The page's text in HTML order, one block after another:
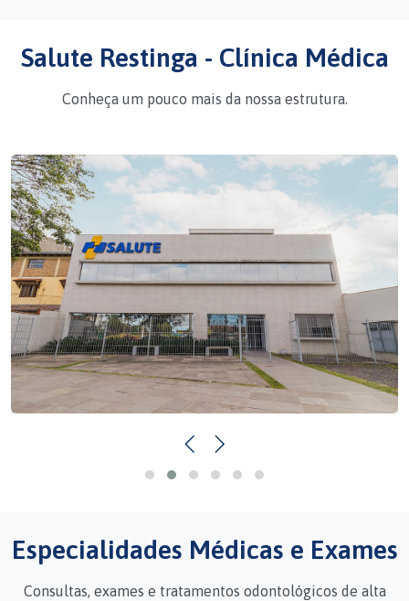
Salute Restinga - Clínica Médica
Conheça um pouco mais da nossa estrutura.
Especialidades Médicas e Exames
Consultas, exames e tratamentos odontológicos de alta